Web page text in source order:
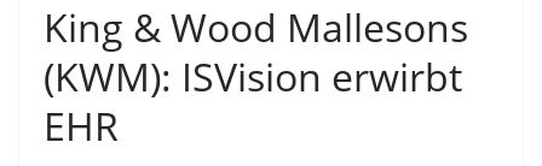
King & Wood Mallesons
(KWM): ISVision erwirbt
EHR